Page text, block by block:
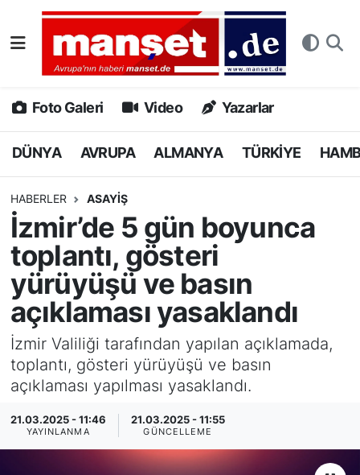
Foto Galeri Video Yazarlar
DÜNYA AVRUPA ALMANYA TÜRKİYE
HABERLER ASAYİŞ
İzmir’de 5 gün boyunca
toplantı, gösteri
yürüyüşü ve basın
açıklaması yasaklandı
İzmir Valiliği tarafından yapılan açıklamada,
toplantı, gösteri yürüyüşü ve basın
açıklaması yapılması yasaklandı.
21.03.2025 - 11:46
YAYINLANMA
21.03.2025 - 11:55
GÜNCELLEME
DÜNYA
AVRUPA
ALMANYA
HAMBURG
SPOR
DEUTSCH
EKONOMİ
SİYASET
SAĞLIK
Nöbetçi Eczaneler
Hava Durumu
Namaz Vakitleri
Puan Durumu ve Fikstür
Tüm Manşetler
Son Dakika Haberleri
Haber Arşivi